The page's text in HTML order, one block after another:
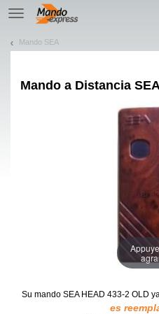
TE
navigation
Mando SEA
Mando a Distancia
Su mando SEA HEAD 433-2 OLD
es
¡Permítenos presentarte nuestras cookies!